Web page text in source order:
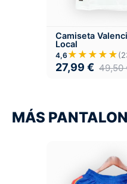
Camiseta
Local
4,6 ★★★★★
27,99 € 49,50
MÁS